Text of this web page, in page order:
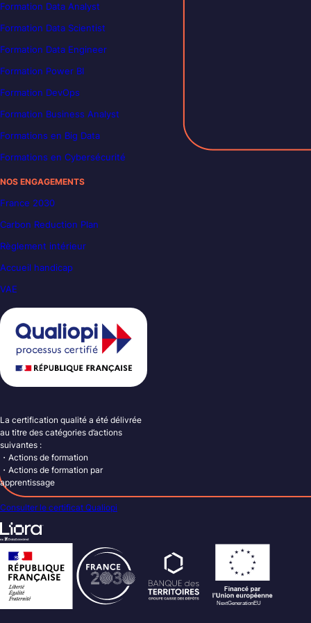
Formation Data Analyst
Formation Data Scientist
Formation Data Engineer
Formation Power BI
Formation DevOps
Formation Business Analyst
Formations en Big Data
Formations en Cybersécurité
NOS ENGAGEMENTS
France 2030
Carbon Reduction Plan
Règlement intérieur
Accueil handicap
VAE
La certification qualité a été délivrée
au titre des catégories d’actions
suivantes :
・Actions de formation
・Actions de formation par
apprentissage
Consulter le certificat Qualiopi